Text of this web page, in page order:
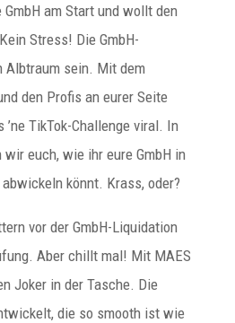
GmbH am Start und wollt den
Stress! Die GmbH-
Albtraum sein. Mit dem
den Profis an eurer Seite
TikTok-Challenge viral. In
euch, wie ihr eure GmbH in
könnt. Krass, oder?
vor der GmbH-Liquidation
Aber chillt mal! Mit MAES
Joker in der Tasche. Die
die so smooth ist wie